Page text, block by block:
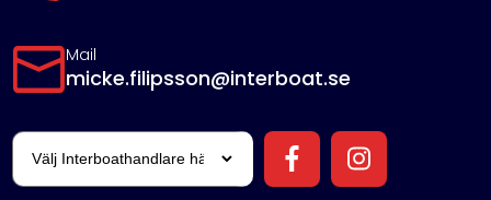
Mail
micke.filipsson@interboat.se